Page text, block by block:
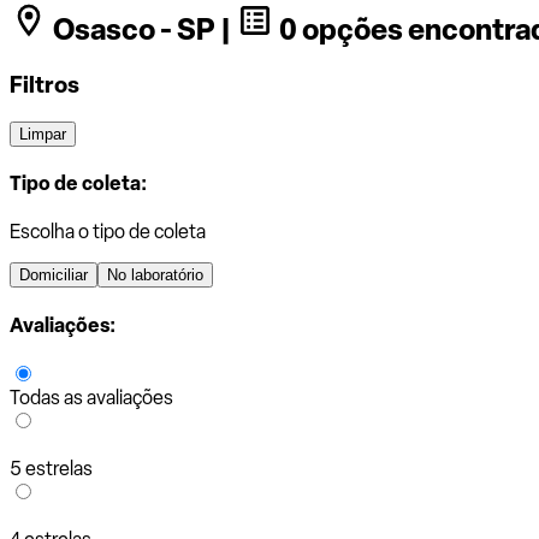
Osasco - SP | 0 opções
Filtros
Limpar
Tipo de coleta:
Escolha o tipo de coleta
Domiciliar No laboratório
Avaliações:
Todas as avaliações
5 estrelas